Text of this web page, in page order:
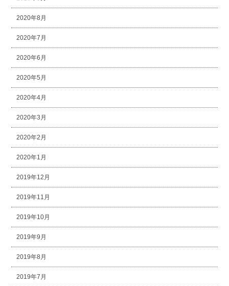
2020年8月
2020年7月
2020年6月
2020年5月
2020年4月
2020年3月
2020年2月
2020年1月
2019年12月
2019年11月
2019年10月
2019年9月
2019年8月
2019年7月